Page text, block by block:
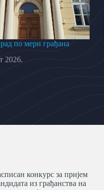
по мери грађана
2026.
конкурс за пријем
из грађанства на